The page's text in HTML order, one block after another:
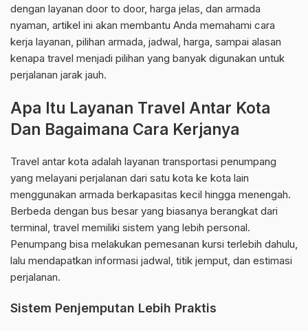
dengan layanan door to door, harga jelas, dan armada
nyaman, artikel ini akan membantu Anda memahami cara
kerja layanan, pilihan armada, jadwal, harga, sampai alasan
kenapa travel menjadi pilihan yang banyak digunakan untuk
perjalanan jarak jauh.
Apa Itu Layanan Travel Antar Kota
Dan Bagaimana Cara Kerjanya
Travel antar kota adalah layanan transportasi penumpang
yang melayani perjalanan dari satu kota ke kota lain
menggunakan armada berkapasitas kecil hingga menengah.
Berbeda dengan bus besar yang biasanya berangkat dari
terminal, travel memiliki sistem yang lebih personal.
Penumpang bisa melakukan pemesanan kursi terlebih dahulu,
lalu mendapatkan informasi jadwal, titik jemput, dan estimasi
perjalanan.
Sistem Penjemputan Lebih Praktis